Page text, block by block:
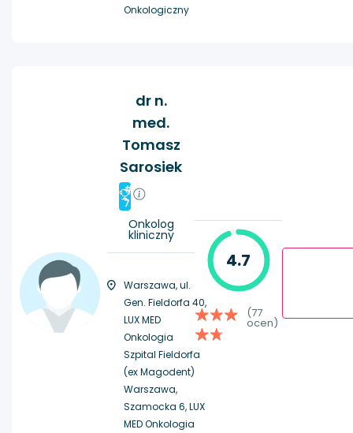
Onkologiczny
dr n.
med.
Tomasz
Sarosiek
#
7
Onkolog
kliniczny
Warszawa, ul.
Gen. Fieldorfa 40,
LUX MED
Onkologia
Szpital Fieldorfa
(ex Magodent)
Warszawa,
Szamocka 6, LUX
MED Onkologia
4.7
(77
ocen)